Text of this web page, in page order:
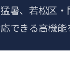
暑、若松区
できる高機能